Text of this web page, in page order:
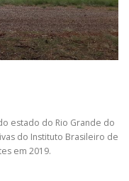
estado do Rio Grande do
do Instituto Brasileiro de
em 2019.